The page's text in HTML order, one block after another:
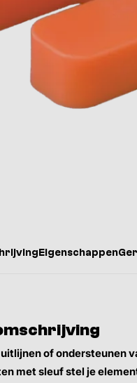
Eigenschappen
uitlijnen of ondersteunen
met sleuf stel je